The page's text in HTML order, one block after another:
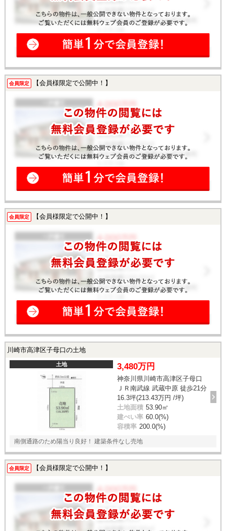
会員限定 【会員様限定で公開中！】
会員限定 【会員様限定で公開中！】
川崎市高津区子母口の土地
土地 3,480万円
神奈川県川崎市高津区子母口
ＪＲ南武線 武蔵中原 徒歩21分
16.3坪(213.43万円 /坪)
土地面積 53.90㎡
建ぺい率 60.0(%)
容積率 200.0(%)
南側通路のため陽当り良好！ 建築条件なし売地
会員限定 【会員様限定で公開中！】